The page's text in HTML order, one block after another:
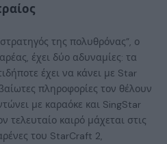
της πολυθρόνας”, ο
έχει δύο αδυναμίες: τα
έχει να κάνει με Star
πληροφορίες τον θέλουν
με καραόκε και SingStar
τελευταίο καιρό μάχεται στις
του StarCraft 2,